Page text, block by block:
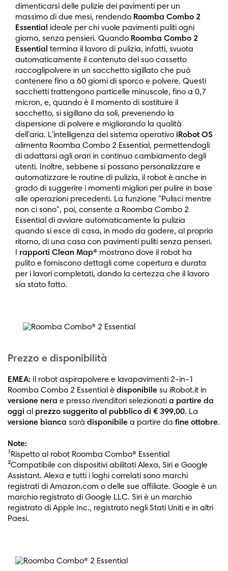
dimenticarsi delle pulizie dei pavimenti per un
massimo di due mesi, rendendo Roomba Combo 2
Essential ideale per chi vuole pavimenti puliti ogni
giorno, senza pensieri. Quando Roomba Combo 2
Essential termina il lavoro di pulizia, infatti, svuota
automaticamente il contenuto del suo cassetto
raccoglipolvere in un sacchetto sigillato che può
contenere fino a 60 giorni di sporco e polvere. Questi
sacchetti trattengono particelle minuscole, fino a 0,7
micron, e, quando è il momento di sostituire il
sacchetto, si sigillano da soli, prevenendo la
dispersione di polvere e migliorando la qualità
dell'aria. L'intelligenza del sistema operativo iRobot OS
alimenta Roomba Combo 2 Essential, permettendogli
di adattarsi agli orari in continuo cambiamento degli
utenti. Inoltre, sebbene si possano personalizzare e
automatizzare le routine di pulizia, il robot è anche in
grado di suggerire i momenti migliori per pulire in base
alle operazioni precedenti. La funzione "Pulisci mentre
non ci sono", poi, consente a Roomba Combo 2
Essential di avviare automaticamente la pulizia
quando si esce di casa, in modo da godere, al proprio
ritorno, di una casa con pavimenti puliti senza penseri.
I rapporti Clean Map® mostrano dove il robot ha
pulito e forniscono dettagli come copertura e durata
per i lavori completati, dando la certezza che il lavoro
sia stato fatto.
Prezzo e disponibilità
EMEA: Il robot aspirapolvere e lavapavimenti 2-in-1
Roomba Combo 2 Essential è disponibile su iRobot.it in
versione nera e presso rivenditori selezionati a partire da
oggi al prezzo suggerito al pubblico di € 399,00. La
versione bianca sarà disponibile a partire da fine ottobre.
Note:
¹Rispetto al robot Roomba Combo® Essential
²Compatibile con dispositivi abilitati Alexa, Siri e Google
Assistant. Alexa e tutti i loghi correlati sono marchi
registrati di Amazon.com o delle sue affiliate. Google è un
marchio registrato di Google LLC. Siri è un marchio
registrato di Apple Inc., registrato negli Stati Uniti e in altri
Paesi.